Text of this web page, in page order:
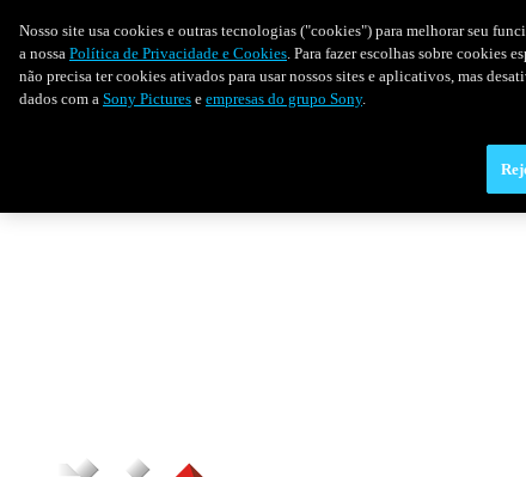
Nosso site usa cookies e outras tecnologias ("cookies") para melhorar seu
a nossa Política de Privacidade e Cookies. Para fazer escolhas sobre cookies
não precisa ter cookies ativados para usar nossos sites e aplicativos, mas
dados com a Sony Pictures e empresas do grupo Sony.